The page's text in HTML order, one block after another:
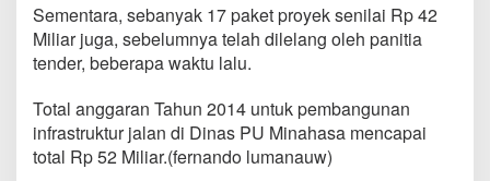
k
a
n
l
e
l
a
Sementara, sebanyak 17 paket proyek senilai Rp 42
Miliar juga, sebelumnya telah dilelang oleh panitia
tender, beberapa waktu lalu.
Total anggaran Tahun 2014 untuk pembangunan
infrastruktur jalan di Dinas PU Minahasa mencapai
total Rp 52 Miliar.(fernando lumanauw)